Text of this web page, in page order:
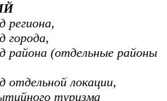
региона,
города,
района (отдельные районы
отдельной локации,
туризма